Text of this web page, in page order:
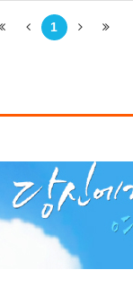
공사 대구경북지사
바우처 등..
1